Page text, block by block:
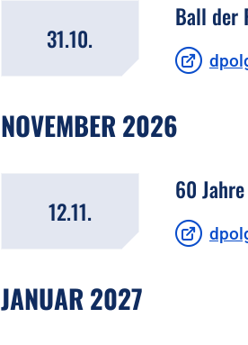
31.10.
Ball der
NOVEMBER 2026
12.11.
60
JANUAR 2027